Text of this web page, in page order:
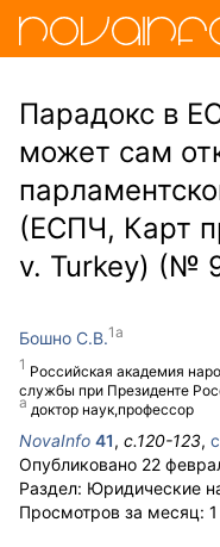
Парадокс в
может сам
(ЕСПЧ, Карт
v. Turkey) (№
Бошно С.В.
Российская академия
службы при Президенте
доктор наук,профессор
NovaInfo 41, с.120-123,
Опубликовано 22
Раздел: Юридические
Просмотров за месяц: 1